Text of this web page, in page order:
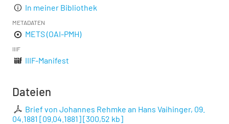
In meiner Bibliothek
METADATEN
METS (OAI-PMH)
IIIF
IIIF-Manifest
Dateien
Brief von Johannes Rehmke an Hans Vaihinger, 09.
04.1881 [09.04.1881][300,52 kb]